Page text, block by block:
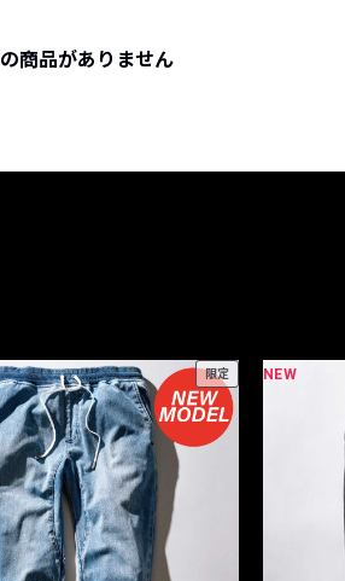
商品がありません
限定 NEW